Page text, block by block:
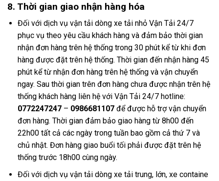
8. Thời gian giao nhận hàng hóa
Đối với dịch vụ vận tải dòng xe tải nhỏ Vận Tải 24/7
phục vụ theo yêu cầu khách hàng và đảm bảo thời gian
nhận đơn hàng trên hệ thống trong 30 phút kể từ khi đơn
hàng được đặt trên hệ thống. Thời gian đến nhận hàng 45
phút kể từ nhận đơn hàng trên hệ thống và vận chuyển
ngay. Sau thời gian trên đơn hàng chưa được nhận trên hệ
thống khách hàng liên hệ với Vận Tải 24/7 hotline:
0772247247– 0986681107để được hỗ trợ vận chuyển
đơn hàng. Thời gian đảm bảo giao hàng từ 8h00 đến
22h00 tất cả các ngày trong tuần bao gồm cả thứ 7 và
chủ nhật. Đơn hàng giao buổi tối phải được đặt trên hệ
thống trước 18h00 cùng ngày.
Đối với dịch vụ vận tải dòng xe tải trung, lớn, xe containe